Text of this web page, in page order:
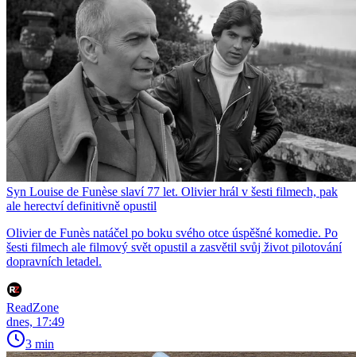
Syn Louise de Funèse slaví 77 let. Olivier hrál v šesti filmech, pak
ale herectví definitivně opustil
Olivier de Funès natáčel po boku svého otce úspěšné komedie. Po
šesti filmech ale filmový svět opustil a zasvětil svůj život pilotování
dopravních letadel.
ReadZone
dnes, 17:49
3 min